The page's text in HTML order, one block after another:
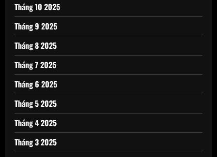
Tháng 10 2025
Tháng 9 2025
Tháng 8 2025
Tháng 7 2025
Tháng 6 2025
Tháng 5 2025
Tháng 4 2025
Tháng 3 2025